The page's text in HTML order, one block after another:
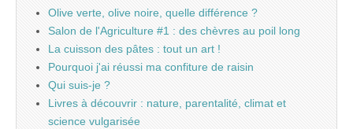
Olive verte, olive noire, quelle différence ?
Salon de l'Agriculture #1 : des chèvres au poil long
La cuisson des pâtes : tout un art !
Pourquoi j'ai réussi ma confiture de raisin
Qui suis-je ?
Livres à découvrir : nature, parentalité, climat et
science vulgarisée